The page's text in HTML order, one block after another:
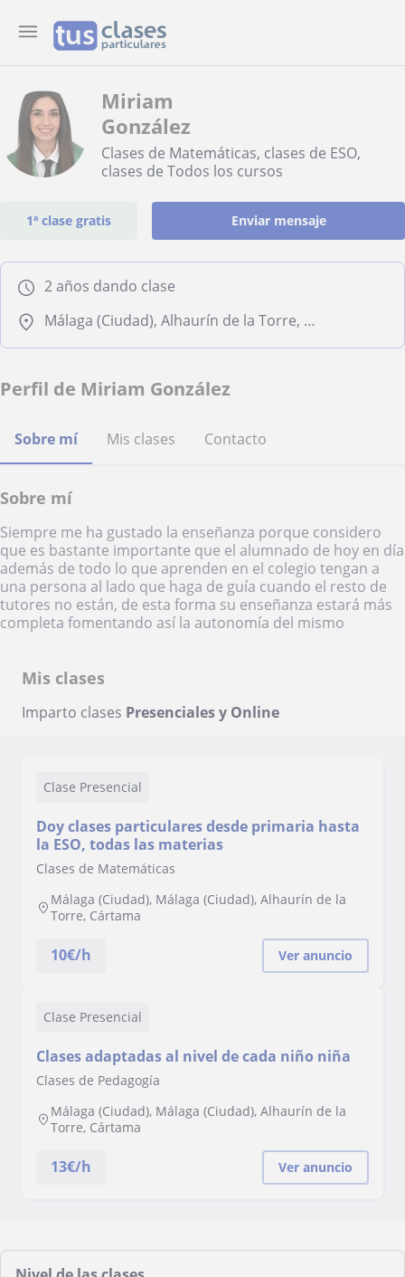
Miriam
González
Clases de Matemáticas, clases de ESO,
clases de Todos los cursos
1ª clase gratis Enviar mensaje
2 años dando clase
Málaga (Ciudad), Alhaurín de la Torre, Cártama
Perfil de Miriam González
Sobre mí Mis clases Contacto
Sobre mí
Siempre me ha gustado la enseñanza porque considero
que es bastante importante que el alumnado de hoy en día
además de todo lo que aprenden en el colegio tengan a
una persona al lado que haga de guía cuando el resto de
tutores no están, de esta forma su enseñanza estará más
completa fomentando así la autonomía del mismo
Mis clases
Imparto clases Presenciales y Online
Clase Presencial
Doy clases particulares desde primaria hasta
la ESO, todas las materias
Clases de Matemáticas
Málaga (Ciudad), Málaga (Ciudad), Alhaurín de la
Torre, Cártama
10€/h Ver anuncio
Clase Presencial
Clases adaptadas al nivel de cada niño niña
Clases de Pedagogía
Málaga (Ciudad), Málaga (Ciudad), Alhaurín de la
Torre, Cártama
13€/h Ver anuncio